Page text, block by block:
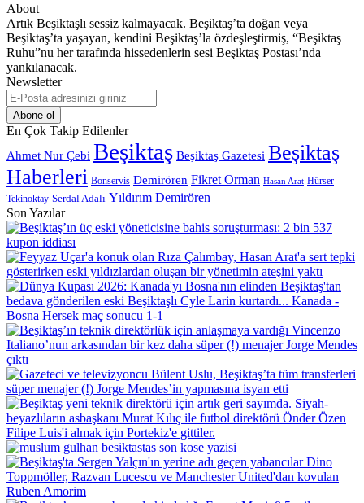
About
Artık Beşiktaşlı sessiz kalmayacak. Beşiktaş’ta doğan veya
Beşiktaş’ta yaşayan, kendini Beşiktaş’la özdeşleştirmiş, “Beşiktaş
Ruhu”nu her tarafında hissedenlerin sesi Beşiktaş Postası’nda
yankılanacak.
Newsletter
E-
Posta
adresinizi
giriniz
En Çok Takip Edilenler
Ahmet Nur Çebi Beşiktaş Beşiktaş Gazetesi Beşiktaş
Haberleri Bonservis Demirören Fikret Orman Hasan Arat Hürser
Tekinoktay Serdal Adalı Yıldırım Demirören
Son Yazılar